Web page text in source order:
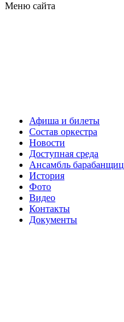
Меню сайта
Афиша и билеты
Состав оркестра
Новости
Доступная среда
Ансамбль барабанщиц
История
Фото
Видео
Контакты
Документы